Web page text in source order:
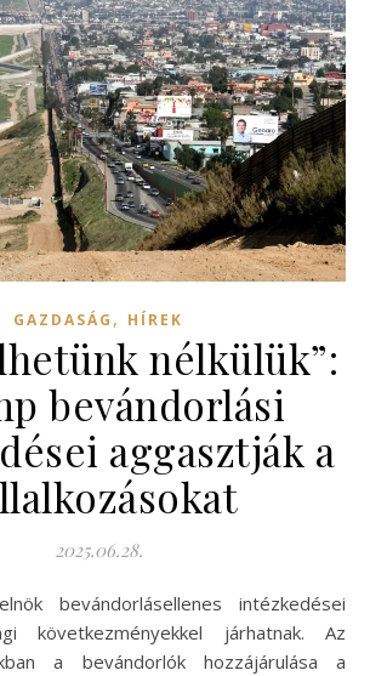
GAZDASÁG , HÍREK
nélkülük”:
bevándorlási
aggasztják a
2025.06.28.
következményekkel járhatnak. Az
a bevándorlók hozzájárulása a